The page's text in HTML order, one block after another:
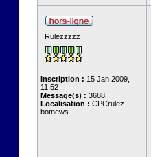
Rulezzzzz
Inscription : 15 Jan 2009,
11:52
Message(s) : 3688
Localisation : CPCrulez
botnews